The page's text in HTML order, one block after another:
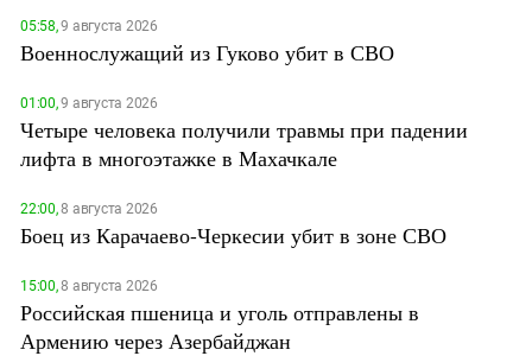
05:58,9 августа 2026
Военнослужащий из Гуково убит в СВО
01:00,9 августа 2026
Четыре человека получили травмы при падении
лифта в многоэтажке в Махачкале
22:00,8 августа 2026
Боец из Карачаево-Черкесии убит в зоне СВО
15:00,8 августа 2026
Российская пшеница и уголь отправлены в
Армению через Азербайджан